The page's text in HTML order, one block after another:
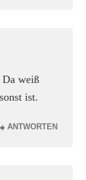
weiß
ist.
ANTWORTEN